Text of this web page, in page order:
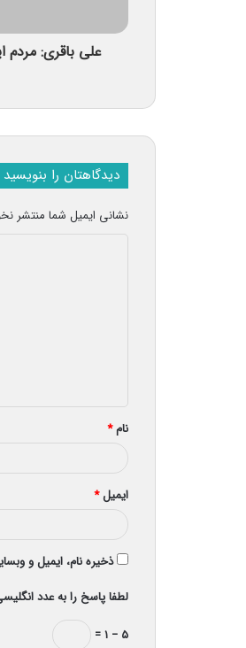
علی باقری: مردم
دیدگاهتان را بنویسید
نشانی ایمیل شما منتشر
*
نام*
ایمیل*
ذخیره نام، ایمیل و
لطفا پاسخ را به عدد
۵ − ۱ =